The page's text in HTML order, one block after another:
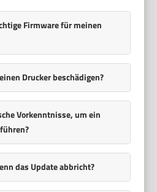
Firmware für meinen
Drucker beschädigen?
Vorkenntnisse, um ein
das Update abbricht?